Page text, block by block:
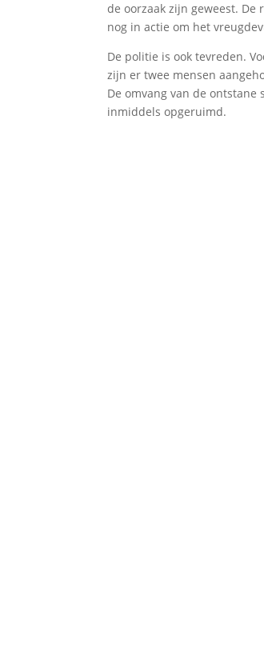
de oorzaak zijn geweest.
nog in actie om het
De politie is ook tevreden.
zijn er twee mensen
De omvang van de
inmiddels opgeruimd.